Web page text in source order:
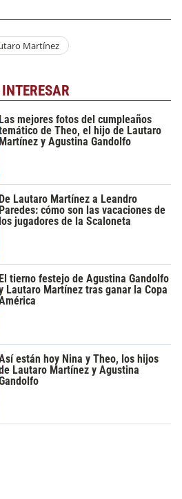
Martínez
Las mejores fotos del cumpleaños
de Theo, el hijo de Lautaro
Martínez y Agustina Gandolfo
De Lautaro Martínez a Leandro
Paredes: cómo son las vacaciones de
los jugadores de la Scaloneta
El tierno festejo de Agustina Gandolfo
Lautaro Martínez tras ganar la Copa
están hoy Nina y Theo, los hijos
Lautaro Martínez y Agustina